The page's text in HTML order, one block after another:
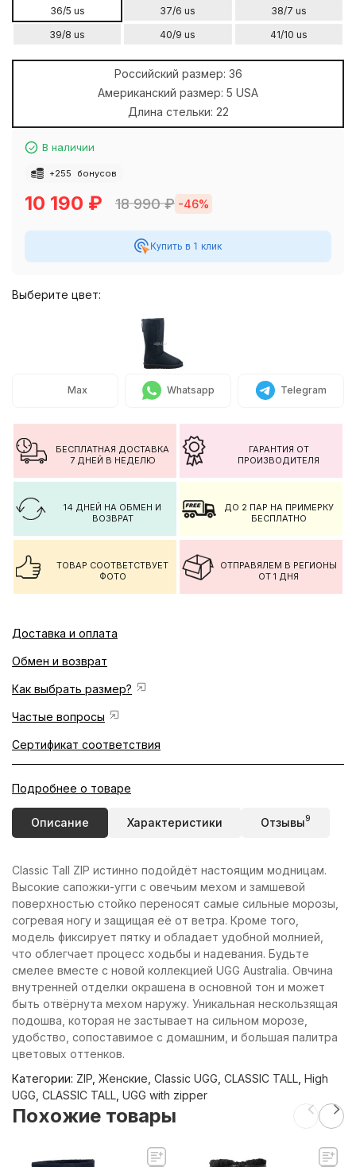
36/5 us 37/6 us
38/7 us
39/8 us
40/9 us 41/10 us
Российский размер: 36
Американский размер: 5 USA
Длина стельки: 22
В наличии
+255 бонусов
10 190 ₽ 18 990₽ -46%
Купить в 1 клик
Выберите цвет:
Max Whatsapp Telegram
БЕСПЛАТНАЯ ДОСТАВКА
7 ДНЕЙ В НЕДЕЛЮ
ГАРАНТИЯ ОТ
ПРОИЗВОДИТЕЛЯ
14 ДНЕЙ НА ОБМЕН И
ВОЗВРАТ
ДО 2 ПАР НА ПРИМЕРКУ
БЕСПЛАТНО
ТОВАР СООТВЕТСТВУЕТ
ФОТО
ОТПРАВЯЛЕМ В РЕГИОНЫ
ОТ 1 ДНЯ
Доставка и оплата
Обмен и возврат
Как выбрать размер?
Частые вопросы
Сертификат соответствия
Подробнее о товаре
Описание Характеристики Отзывы9
Classic Tall ZIP истинно подойдёт настоящим модницам.
Высокие сапожки-угги с овечьим мехом и замшевой
поверхностью стойко переносят самые сильные морозы,
согревая ногу и защищая её от ветра. Кроме того,
модель фиксирует пятку и обладает удобной молнией,
что облегчает процесс ходьбы и надевания. Будьте
смелее вместе с новой коллекцией UGG Australia. Овчина
внутренней отделки окрашена в основной тон и может
быть отвёрнута мехом наружу. Уникальная нескользящая
подошва, которая не застывает на сильном морозе,
удобство, сопоставимое с домашним, и большая палитра
цветовых оттенков.
Категории: ZIP Женские Classic UGG CLASSIC TALL High
UGG CLASSIC TALL UGG with zipper
Похожие товары